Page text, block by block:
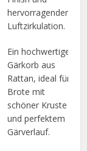
hervorragender
Luftzirkulation.
Ein hochwertiger
Gärkorb aus
Rattan, ideal für
Brote mit
schöner Kruste
und perfektem
Gärverlauf.